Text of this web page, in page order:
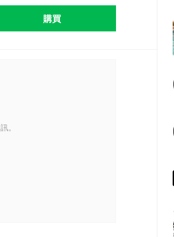
購買
。